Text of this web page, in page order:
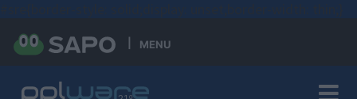
MENU